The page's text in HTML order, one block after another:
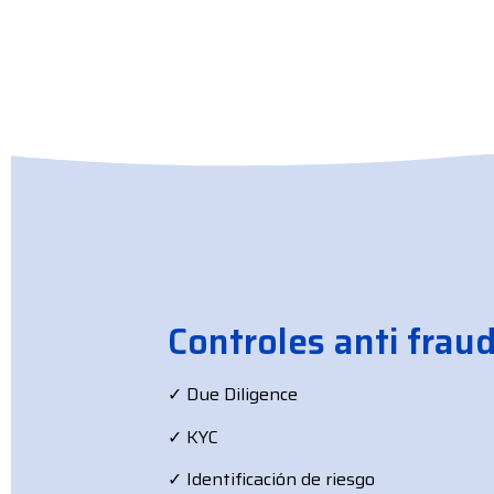
Controles anti
✓ Due Diligence
✓ KYC
✓ Identificación de riesgo